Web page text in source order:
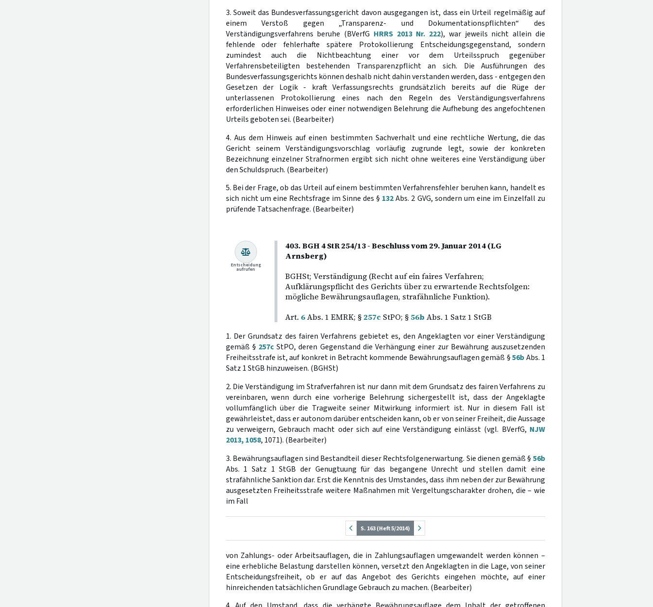
3. Soweit das Bundesverfassungsgericht davon ausgegangen ist, dass ein Urteil regelmäßig auf
einem Verstoß gegen „Transparenz- und Dokumentationspflichten“ des
Verständigungsverfahrens beruhe (BVerfG HRRS 2013 Nr. 222), war jeweils nicht allein die
fehlende oder fehlerhafte spätere Protokollierung Entscheidungsgegenstand, sondern
zumindest auch die Nichtbeachtung einer vor dem Urteilsspruch gegenüber
Verfahrensbeteiligten bestehenden Transparenzpflicht an sich. Die Ausführungen des
Bundesverfassungsgerichts können deshalb nicht dahin verstanden werden, dass - entgegen den
Gesetzen der Logik - kraft Verfassungsrechts grundsätzlich bereits auf die Rüge der
unterlassenen Protokollierung eines nach den Regeln des Verständigungsverfahrens
erforderlichen Hinweises oder einer notwendigen Belehrung die Aufhebung des angefochtenen
Urteils geboten sei. (Bearbeiter)
4. Aus dem Hinweis auf einen bestimmten Sachverhalt und eine rechtliche Wertung, die das
Gericht seinem Verständigungsvorschlag vorläufig zugrunde legt, sowie der konkreten
Bezeichnung einzelner Strafnormen ergibt sich nicht ohne weiteres eine Verständigung über
den Schuldspruch. (Bearbeiter)
5. Bei der Frage, ob das Urteil auf einem bestimmten Verfahrensfehler beruhen kann, handelt es
sich nicht um eine Rechtsfrage im Sinne des § 132Abs. 2 GVG, sondern um eine im Einzelfall zu
prüfende Tatsachenfrage. (Bearbeiter)
403. BGH 4 StR 254/13 - Beschluss vom 29. Januar 2014 (LG
Arnsberg)
BGHSt; Verständigung (Recht auf ein faires Verfahren;
Aufklärungspflicht des Gerichts über zu erwartende Rechtsfolgen:
mögliche Bewährungsauflagen, strafähnliche Funktion).
Art. 6Abs. 1 EMRK; § 257cStPO; § 56b Abs. 1 Satz 1 StGB
Entscheidung
aufrufen
1. Der Grundsatz des fairen Verfahrens gebietet es, den Angeklagten vor einer Verständigung
gemäß § 257cStPO, deren Gegenstand die Verhängung einer zur Bewährung auszusetzenden
Freiheitsstrafe ist, auf konkret in Betracht kommende Bewährungsauflagen gemäß §56bAbs. 1
Satz 1 StGB hinzuweisen. (BGHSt)
2. Die Verständigung im Strafverfahren ist nur dann mit dem Grundsatz des fairen Verfahrens zu
vereinbaren, wenn durch eine vorherige Belehrung sichergestellt ist, dass der Angeklagte
vollumfänglich über die Tragweite seiner Mitwirkung informiert ist. Nur in diesem Fall ist
gewährleistet, dass er autonom darüber entscheiden kann, ob er von seiner Freiheit, die Aussage
zu verweigern, Gebrauch macht oder sich auf eine Verständigung einlässt (vgl. BVerfG, NJW
2013, 1058, 1071). (Bearbeiter)
3. Bewährungsauflagen sind Bestandteil dieser Rechtsfolgenerwartung. Sie dienen gemäß § 56b
Abs. 1 Satz 1 StGB der Genugtuung für das begangene Unrecht und stellen damit eine
strafähnliche Sanktion dar. Erst die Kenntnis des Umstandes, dass ihm neben der zur Bewährung
ausgesetzten Freiheitsstrafe weitere Maßnahmen mit Vergeltungscharakter drohen, die – wie
im Fall
S. 163 (Heft 5/2014)
von Zahlungs- oder Arbeitsauflagen, die in Zahlungsauflagen umgewandelt werden können –
eine erhebliche Belastung darstellen können, versetzt den Angeklagten in die Lage, von seiner
Entscheidungsfreiheit, ob er auf das Angebot des Gerichts eingehen möchte, auf einer
hinreichenden tatsächlichen Grundlage Gebrauch zu machen. (Bearbeiter)